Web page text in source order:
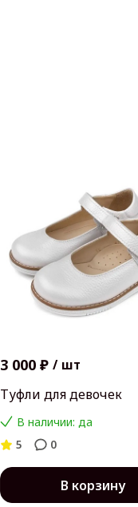
3 000 ₽ / шт
Туфли для девочек
В наличии: да
5
0
В корзину